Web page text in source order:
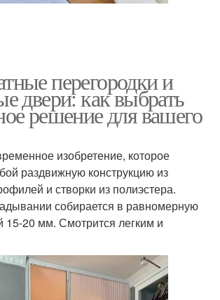
перегородки и
двери: как выбрать
решение для вашего
изобретение, которое
раздвижную конструкцию из
и створки из полиэстера.
собирается в равномерную
15-20 мм. Смотрится легким и